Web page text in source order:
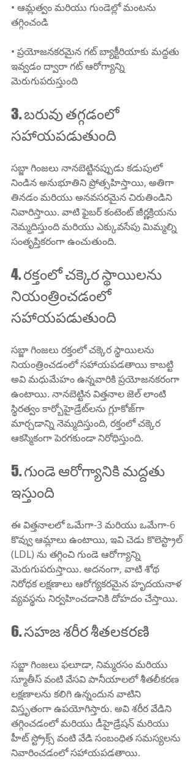
• ఆమ్లత్వం మరియు గుండెల్లో మంటను
తగ్గించండి
• ప్రయోజనకరమైన గట్ బ్యాక్టీరియాకు మద్దతు
ఇవ్వడం ద్వారా గట్ ఆరోగ్యాన్ని
మెరుగుపరుస్తుంది
3. బరువు తగ్గడంలో
సహాయపడుతుంది
సబ్జా గింజలు నానబెట్టినప్పుడు కడుపులో
నిండిన అనుభూతిని ప్రోత్సహిస్తాయి, అతిగా
తినడం మరియు అనవసరమైన చిరుతిండిని
నివారిస్తాయి. వాటి ఫైబర్ కంటెంట్ జీర్ణక్రియను
నెమ్మదిస్తుంది మరియు ఎక్కువసేపు మిమ్మల్ని
సంతృప్తికరంగా ఉంచుతుంది.
4. రక్తంలో చక్కెర స్థాయిలను
నియంత్రించడంలో
సహాయపడుతుంది
సబ్జా గింజలు రక్తంలో చక్కెర స్థాయిలను
నియంత్రించడంలో సహాయపడతాయి కాబట్టి
అవి మధుమేహం ఉన్నవారికి ప్రయోజనకరంగా
ఉంటాయి. నానబెట్టిన విత్తనాల జెల్ లాంటి
స్థిరత్వం కార్బోహైడ్రేట్‌లను గ్లూకోజ్‌గా
మార్చడాన్ని నెమ్మదిస్తుంది, రక్తంలో చక్కెర
ఆకస్మికంగా పెరగకుండా నిరోధిస్తుంది.
5. గుండె ఆరోగ్యానికి మద్దతు
ఇస్తుంది
ఈ విత్తనాలలో ఒమేగా-3 మరియు ఒమేగా-6
కొవ్వు ఆమ్లాలు ఉంటాయి, ఇవి చెడు కొలెస్ట్రాల్
(LDL) ను తగ్గించి గుండె ఆరోగ్యాన్ని
మెరుగుపరుస్తాయి. అదనంగా, వాటి శోథ
నిరోధక లక్షణాలు ఆరోగ్యకరమైన హృదయనాళ
వ్యవస్థను నిర్వహించడానికి దోహదం చేస్తాయి.
6. సహజ శరీర శీతలకరణి
సబ్జా గింజలు ఫలూడా, నిమ్మరసం మరియు
స్మూతీస్ వంటి వేసవి పానీయాలలో శీతలీకరణ
లక్షణాలను కలిగి ఉన్నందున వాటిని
విస్తృతంగా ఉపయోగిస్తారు. అవి శరీర వేడిని
తగ్గించడంలో మరియు డీహైడ్రేషన్ మరియు
హీట్ స్ట్రోక్స్ వంటి వేడి సంబంధిత సమస్యలను
నివారించడంలో సహాయపడతాయి.